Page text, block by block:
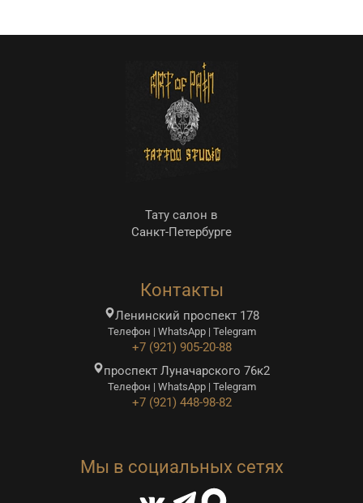
Тату салон в
Санкт-Петербурге
Контакты
Ленинский проспект 178
Телефон | WhatsApp | Telegram
+7 (921) 905-20-88
проспект Луначарского 76к2
Телефон | WhatsApp | Telegram
+7 (921) 448-98-82
Мы в социальных сетях